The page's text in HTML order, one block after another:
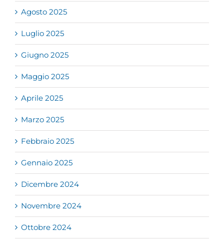
Agosto 2025
Luglio 2025
Giugno 2025
Maggio 2025
Aprile 2025
Marzo 2025
Febbraio 2025
Gennaio 2025
Dicembre 2024
Novembre 2024
Ottobre 2024